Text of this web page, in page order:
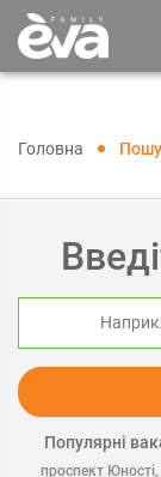
Головна
Популярні
проспект